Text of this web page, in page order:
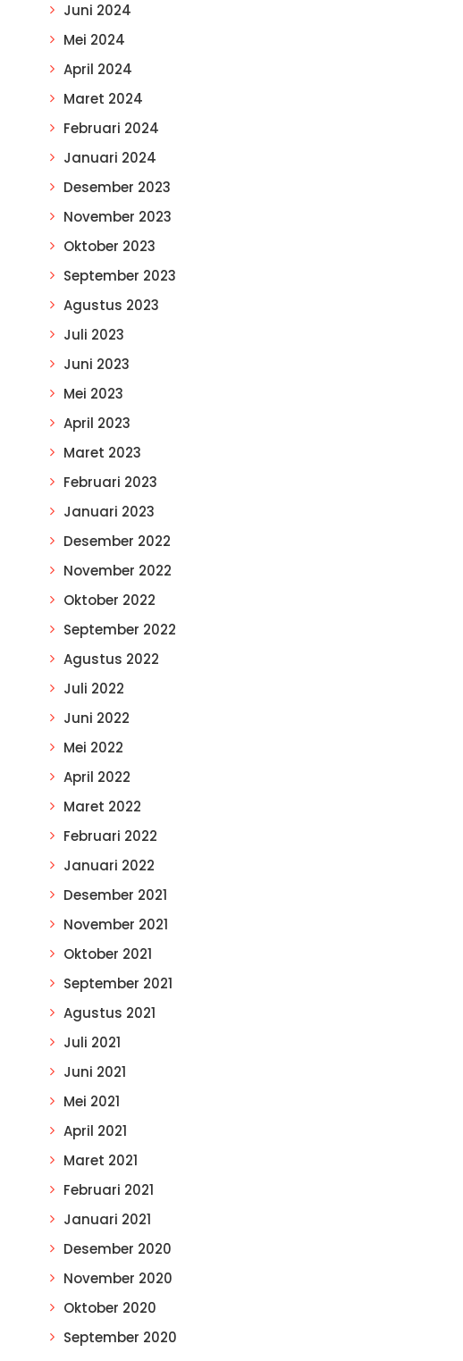
Juni 2024
Mei 2024
April 2024
Maret 2024
Februari 2024
Januari 2024
Desember 2023
November 2023
Oktober 2023
September 2023
Agustus 2023
Juli 2023
Juni 2023
Mei 2023
April 2023
Maret 2023
Februari 2023
Januari 2023
Desember 2022
November 2022
Oktober 2022
September 2022
Agustus 2022
Juli 2022
Juni 2022
Mei 2022
April 2022
Maret 2022
Februari 2022
Januari 2022
Desember 2021
November 2021
Oktober 2021
September 2021
Agustus 2021
Juli 2021
Juni 2021
Mei 2021
April 2021
Maret 2021
Februari 2021
Januari 2021
Desember 2020
November 2020
Oktober 2020
September 2020